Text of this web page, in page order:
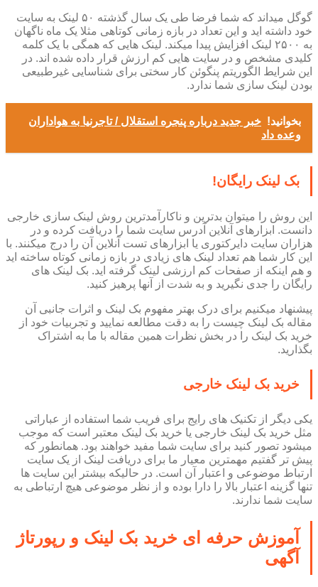
گوگل میداند که شما فرضا طی یک سال گذشته ۵۰ لینک به سایت
خود داشته اید و این تعداد در بازه زمانی کوتاهی مثلا یک ماه ناگهان
به ۲۵۰۰ لینک افزایش پیدا میکند. لینک هایی که همگی با یک کلمه
کلیدی مشخص و در سایت هایی کم ارزش قرار داده شده اند. در
این شرایط الگوریتم پنگوئن کار سختی برای شناسایی غیرطبیعی
بودن لینک سازی شما ندارد.
بخوانید! خبر جدید درباره پنجره استقلال / تاجرنیا به هواداران
وعده داد
بک لینک رایگان!
این روش را میتوان بدترین و ناکارآمدترین روش لینک سازی خارجی
دانست. ابزارهای آنلاین آدرس سایت شما را دریافت کرده و در
هزاران سایت دایرکتوری یا ابزارهای تست آنلاین آن را درج میکنند. با
این کار شما هم تعداد لینک های زیادی در بازه زمانی کوتاه ساخته اید
و هم اینکه از صفحات کم ارزشی لینک گرفته اید. بک لینک های
رایگان را جدی نگیرید و به شدت از آنها پرهیز کنید.
پیشنهاد میکنیم برای درک بهتر مفهوم بک لینک و اثرات جانبی آن
مقاله بک لینک چیست را به دقت مطالعه نمایید و تجربیات خود از
خرید بک لینک را در بخش نظرات همین مقاله با ما به اشتراک
بگذارید.
خرید بک لینک خارجی
یکی دیگر از تکنیک های رایج برای فریب شما استفاده از عباراتی
مثل خرید بک لینک خارجی یا خرید بک لینک معتبر است که موجب
میشود تصور کنید برای سایت شما مفید خواهند بود. همانطور که
پیش تر گفتیم مهمترین معیار ما برای دریافت لینک از یک سایت
ارتباط موضوعی و اعتبار آن است. در حالیکه بیشتر این سایت ها
تنها گزینه اعتبار بالا را دارا بوده و از نظر موضوعی هیچ ارتباطی به
سایت شما ندارند.
آموزش حرفه ای خرید بک لینک و رپورتاژ
آگهی